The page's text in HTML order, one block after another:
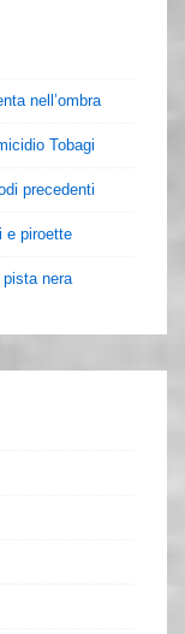
nell’ombra
Tobagi
precedenti
e piroette
nera